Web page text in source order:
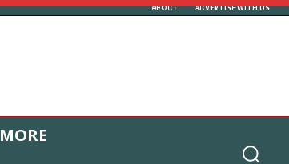
ABOUT ADVERTISE WITH US
MORE